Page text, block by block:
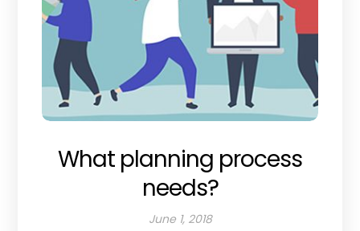
What planning process
needs?
June 1, 2018